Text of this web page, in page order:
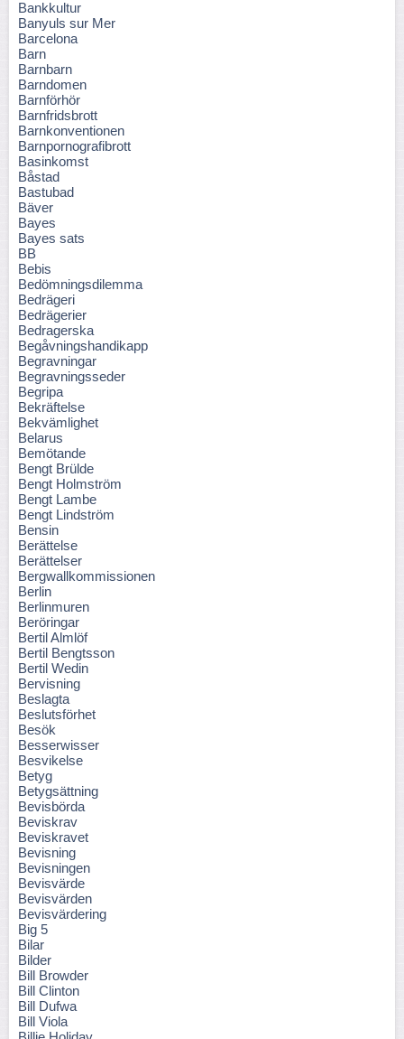
Bankkultur
Banyuls sur Mer
Barcelona
Barn
Barnbarn
Barndomen
Barnförhör
Barnfridsbrott
Barnkonventionen
Barnpornografibrott
Basinkomst
Båstad
Bastubad
Bäver
Bayes
Bayes sats
BB
Bebis
Bedömningsdilemma
Bedrägeri
Bedrägerier
Bedragerska
Begåvningshandikapp
Begravningar
Begravningsseder
Begripa
Bekräftelse
Bekvämlighet
Belarus
Bemötande
Bengt Brülde
Bengt Holmström
Bengt Lambe
Bengt Lindström
Bensin
Berättelse
Berättelser
Bergwallkommissionen
Berlin
Berlinmuren
Beröringar
Bertil Almlöf
Bertil Bengtsson
Bertil Wedin
Bervisning
Beslagta
Beslutsförhet
Besök
Besserwisser
Besvikelse
Betyg
Betygsättning
Bevisbörda
Beviskrav
Beviskravet
Bevisning
Bevisningen
Bevisvärde
Bevisvärden
Bevisvärdering
Big 5
Bilar
Bilder
Bill Browder
Bill Clinton
Bill Dufwa
Bill Viola